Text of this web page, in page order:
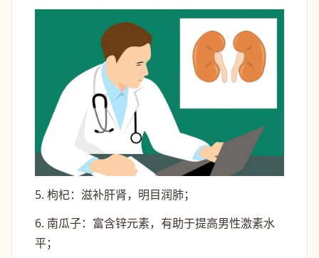
5. 枸杞：滋补肝肾，明目润肺；
6. 南瓜子：富含锌元素，有助于提高男性激素水
平；